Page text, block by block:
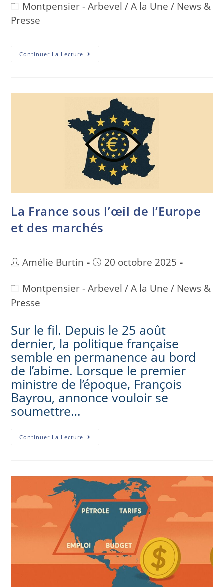
Montpensier - Arbevel / A la Une / News &
Presse
Continuer La Lecture
La France sous l’œil de l’Europe
et des marchés
Amélie Burtin
20 octobre 2025
Montpensier - Arbevel / A la Une / News &
Presse
Sur le fil. Depuis le 25 août
dernier, la politique française
semble en permanence au bord
de l’abime. Lorsque le premier
ministre de l’époque, François
Bayrou, annonce vouloir se
soumettre…
Continuer La Lecture